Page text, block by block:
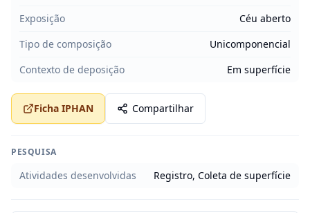
Exposição
Céu aberto
Tipo de composição
Unicomponencial
Contexto de deposição
Em superfície
Ficha IPHAN Compartilhar
PESQUISA
Atividades desenvolvidas Registro, Coleta de superfície